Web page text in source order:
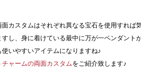
カスタムはそれぞれ異なる宝石を使用すれば
し、身に着けている最中に万が一ペンダント
いやすいアイテムになりますね♪
ャームの両面カスタムをご紹介致します♪